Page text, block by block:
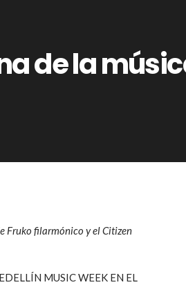
de la
Fruko filarmónico y el Citizen
MUSIC WEEK EN EL